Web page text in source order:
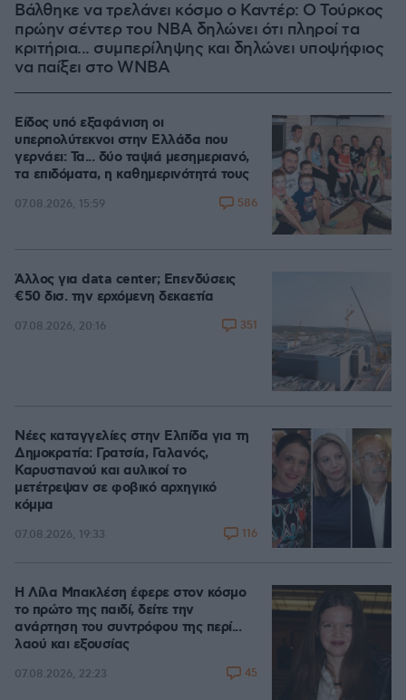
Βάλθηκε να τρελάνει κόσμο ο Καντέρ: Ο Τούρκος
πρώην σέντερ του NBA δηλώνει ότι πληροί τα
κριτήρια... συμπερίληψης και δηλώνει υποψήφιος
να παίξει στο WNBA
Είδος υπό εξαφάνιση οι
υπερπολύτεκνοι στην Ελλάδα που
γερνάει: Τα... δύο ταψιά μεσημεριανό,
τα επιδόματα, η καθημερινότητά τους
07.08.2026, 15:59 586
Άλλος για data center; Επενδύσεις
€50 δισ. την ερχόμενη δεκαετία
07.08.2026, 20:16 351
Νέες καταγγελίες στην Ελπίδα για τη
Δημοκρατία: Γρατσία, Γαλανός,
Καρυστιανού και αυλικοί το
μετέτρεψαν σε φοβικό αρχηγικό
κόμμα
07.08.2026, 19:33 116
Η Λίλα Μπακλέση έφερε στον κόσμο
το πρώτο της παιδί, δείτε την
ανάρτηση του συντρόφου της περί...
λαού και εξουσίας
07.08.2026, 22:23 45